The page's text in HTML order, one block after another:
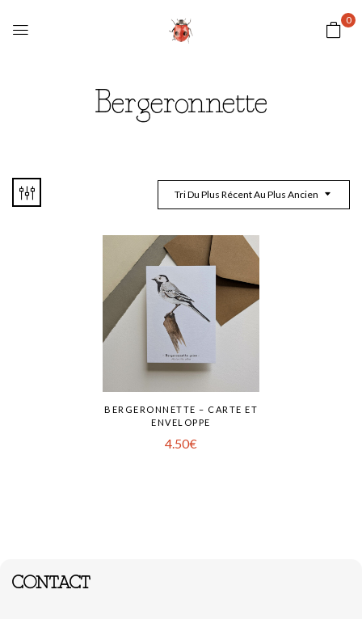
0
Bergeronnette
Tri Du Plus Récent Au Plus Ancien
BERGERONNETTE – CARTE ET
ENVELOPPE
4.50€
CONTACT